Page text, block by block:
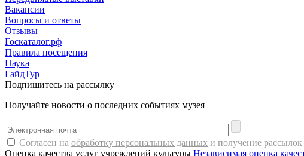
Вакансии
Вопросы и ответы
Отзывы
Госкаталог.рф
Правила посещения
Наука
ГайдТур
Подпишитесь на рассылку
Получайте новости о последних событиях музея
Согласен на обработку персональных данных и получение
Оценка качества услуг учреждений культуры Независимая оценка